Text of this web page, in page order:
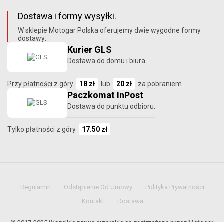
Dostawa i formy wysyłki.
W sklepie Motogar Polska oferujemy dwie wygodne formy
dostawy:
Kurier GLS
Dostawa do domu i biura.
Przy płatności z góry 18 zł lub 20 zł za pobraniem
Paczkomat InPost
Dostawa do punktu odbioru.
Tylko płatności z góry 17.50 zł
Regulamin Odstąpienie Od Umowy
Polityka Prywatności
Kontakt
Dostawa